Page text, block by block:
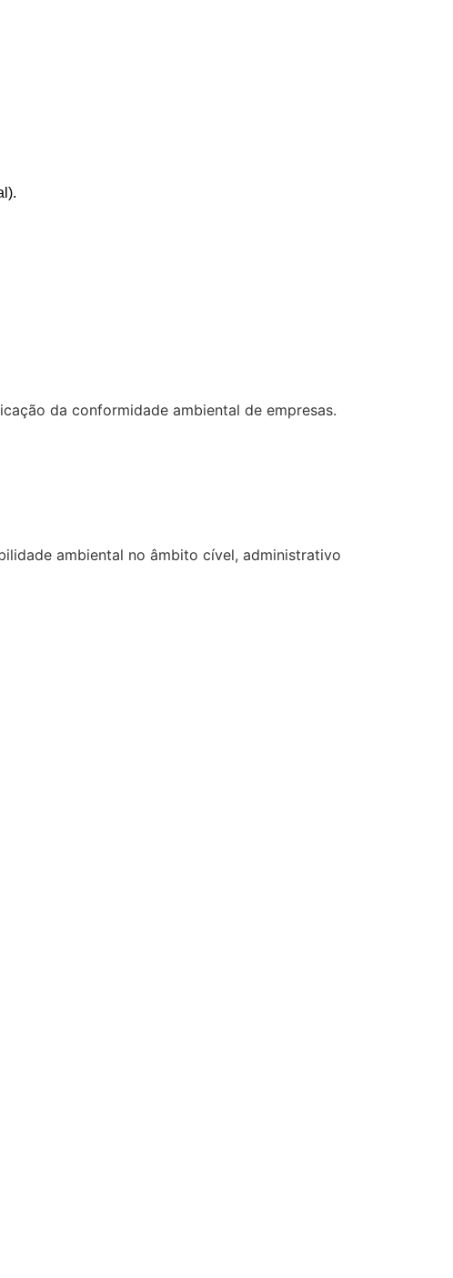
da conformidade ambiental de empresas.
ambiental no âmbito cível, administrativo